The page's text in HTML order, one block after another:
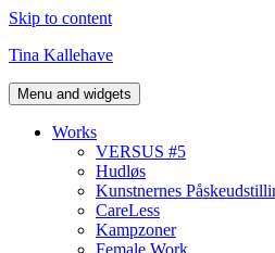
Skip to content
Tina Kallehave
Menu and widgets
Works
VERSUS #5
Hudløs
Kunstnernes
CareLess
Kampzoner
Female Work